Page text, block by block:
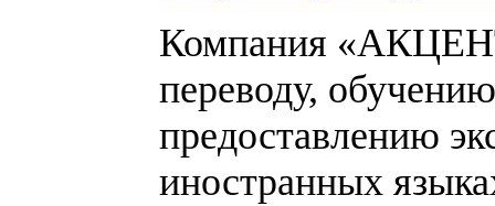
Компания
переводу,
предоставлению
иностранных